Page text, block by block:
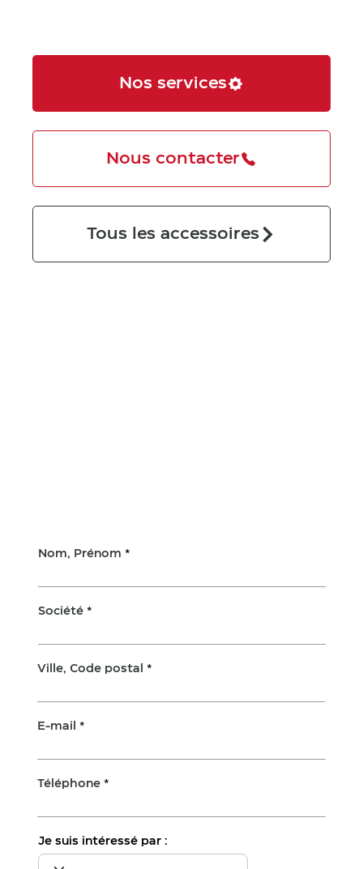
Nos services
Nous contacter
Tous les accessoires
Nom, Prénom
Société
Ville, Code postal
E-mail
Téléphone
Je suis intéressé par :